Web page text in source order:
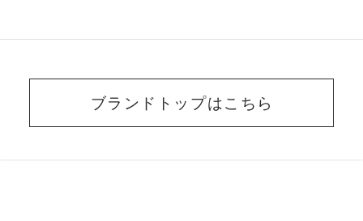
ブランドトップはこちら